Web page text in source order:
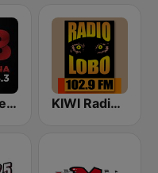
KBUE Que Buena 105.5 / 94.3 FM (US Only) KIWI Radio Lobo 102.9 FM